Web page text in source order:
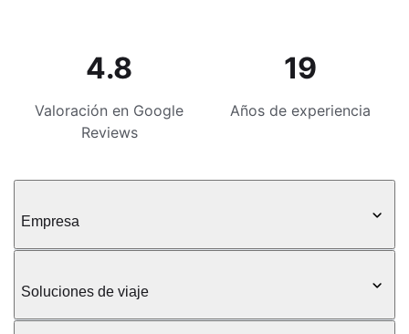
4.8
Valoración en Google
Reviews
19
Años de experiencia
Empresa
Soluciones de viaje